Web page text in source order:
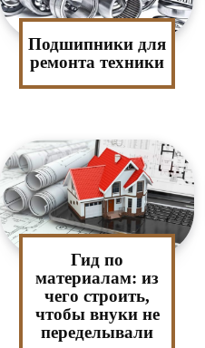
Подшипники для
ремонта техники
Гид по
материалам: из
чего строить,
чтобы внуки не
переделывали